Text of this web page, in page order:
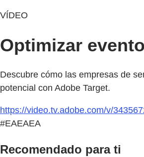
VÍDEO
Optimizar
Descubre cómo las empresas de
potencial con Adobe Target.
https://video.tv.adobe.com/v/
#EAEAEA
Recomendado para ti